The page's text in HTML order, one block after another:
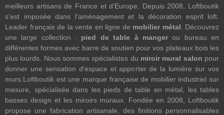
meilleurs artisans de France et d'Europe. Depuis 2008, Loftboutik
s'est imposée dans l'aménagement et la décoration esprit loft.
Leader français de la vente en ligne de mobilier métal . Découvrez
une large collection : pied de table à mangerou bureau en
différentes formes avec barre de soutien pour vos plateaux bois les
plus lourds. Nous sommes spécialistes du miroir mural salon pour
donner une sensation d'espace et apporter de la lumière sur vos
murs.Loftboutik est une marque française de mobilier industriel sur
mesure, spécialisée dans les pieds de table en métal, les tables
basses design et les miroirs muraux. Fondée en 2008, Loftboutik
propose une fabrication artisanale, des finitions personnalisables